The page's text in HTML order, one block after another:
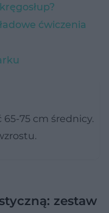
ćwiczenia
75 cm średnicy.
zestaw